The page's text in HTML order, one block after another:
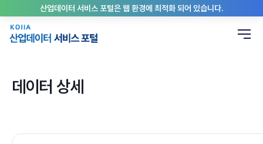
산업데이터 서비스 포털은 웹 환경에 최적화 되어 있습니다.
데이터 상세